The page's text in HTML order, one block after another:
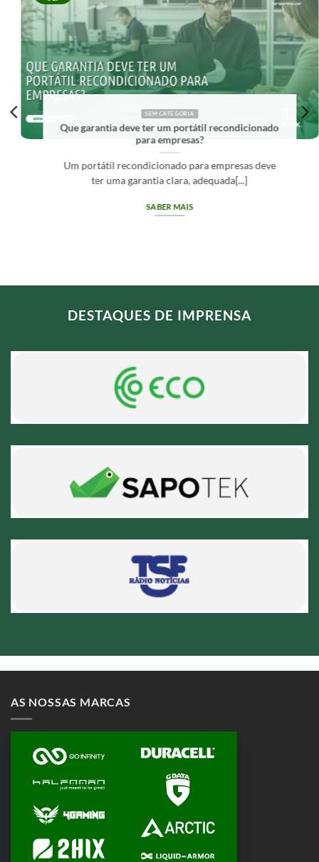
SEM CATEGORIA
Que garantia deve ter um portátil recondicionado
para empresas?
Um portátil recondicionado para empresas deve
ter uma garantia clara, adequada[...]
SABER MAIS
DESTAQUES DE IMPRENSA
AS NOSSAS MARCAS